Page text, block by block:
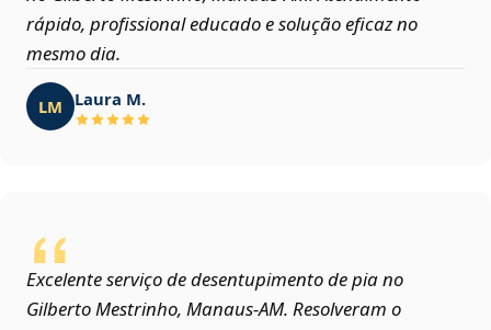
rápido, profissional educado e solução eficaz no
mesmo dia.
LM Laura M.
Excelente serviço de desentupimento de pia no
Gilberto Mestrinho, Manaus‑AM. Resolveram o